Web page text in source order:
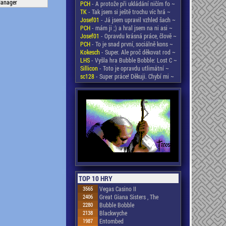
PCH- A protože při ukládání ničím fo ~
TK- Tak jsem si ještě trochu víc hrá ~
Josef01 - Já jsem upravil vzhled šach ~
PCH- mám ji ;) a hral jsem na ni asi ~
Josef01 - Opravdu krásná práce, člově ~
PCH- To je snad první, sociálně kons ~
Kokesch- Super. Ale proč děkovat rod ~
LHS- Vyšla hra Bubble Bobble: Lost C ~
Sillicon- Toto je opravdu utlimátní ~
sc128- Super práce! Děkuji. Chybí mi ~
TOP 10 HRY
3565 Vegas Casino II
2406 Great Giana Sisters , The
2280 Bubble Bobble
2138 Blackwyche
1987 Entombed